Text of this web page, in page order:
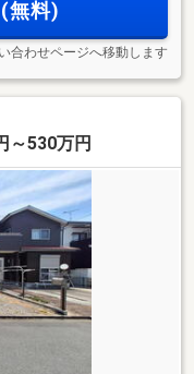
無料)
合わせページへ移動します
～530万円